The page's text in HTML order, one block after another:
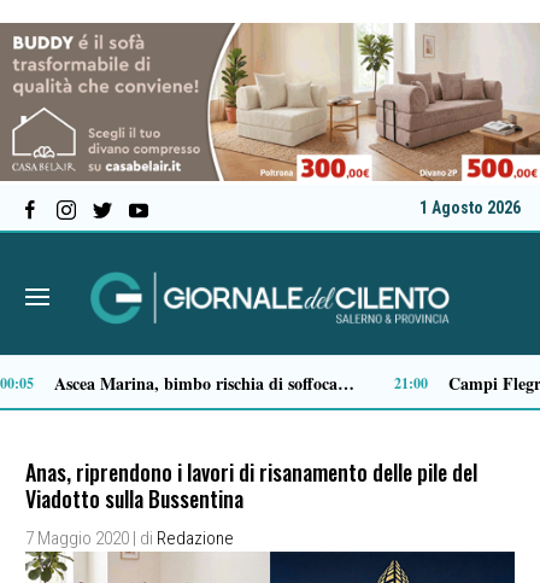
1 Agosto 2026
14:14 Milan in lutto, addio a Franco Baresi: il commosso saluto del club 13:53
Anas, riprendono i lavori di risanamento delle pile del
Viadotto sulla Bussentina
7 Maggio 2020 | di Redazione